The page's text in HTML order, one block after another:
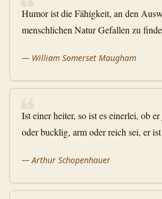
Humor ist die Fähigkeit, an den
menschlichen Natur Gefallen zu
— William Somerset Maugham
❝
Ist einer heiter, so ist es einerlei, ob
oder bucklig, arm oder reich sei, er
—Arthur Schopenhauer